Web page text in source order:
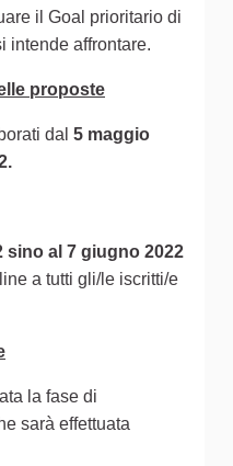
il Goal prioritario di
intende affrontare.
proposte
dal 5 maggio
sino al 7 giugno 2022
a tutti gli/le iscritti/e
la fase di
sarà effettuata